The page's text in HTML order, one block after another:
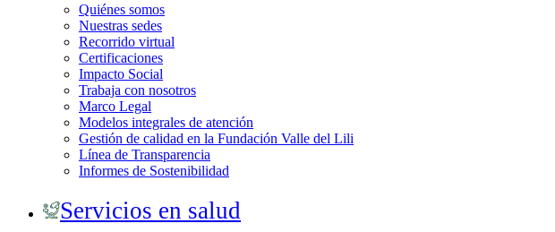
Quiénes somos
Nuestras sedes
Recorrido virtual
Certificaciones
Impacto Social
Trabaja con nosotros
Marco Legal
Modelos integrales de atención
Gestión de calidad en la Fundación Valle del Lili
Línea de Transparencia
Informes de Sostenibilidad
Servicios en salud